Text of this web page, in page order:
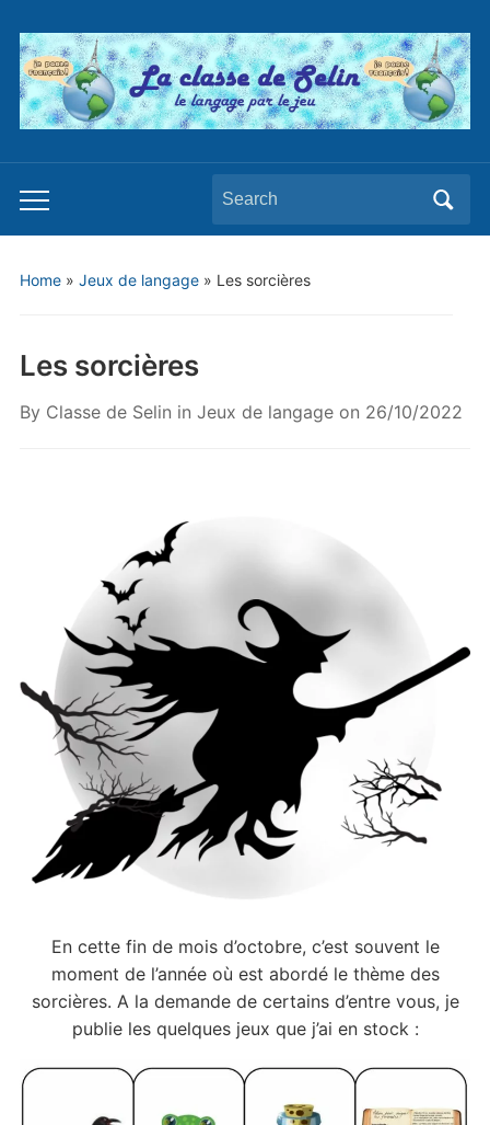
Toggle
mobile
Search
for:
Home» Jeux de langage» Les sorcières
Les sorcières
By Classe de Selin in Jeux de langageon 26/10/2022
En cette fin de mois d’octobre, c’est souvent le
moment de l’année où est abordé le thème des
sorcières. A la demande de certains d’entre vous, je
publie les quelques jeux que j’ai en stock :